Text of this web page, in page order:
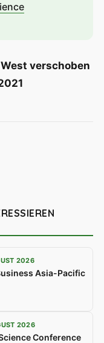
verschoben
2026
Asia-Pacific
2026
Conference